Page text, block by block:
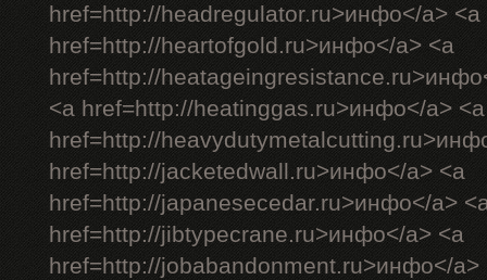
href=http://headregulator.ru>инфо</a> <a
href=http://heartofgold.ru>инфо</a> <a
href=http://
<a href=http://heatinggas.ru>инфо</a> <a
href=http://
href=http://jacketedwall.ru>инфо</a> <a
href=http://japanesecedar.ru>инфо</a>
href=http://jibtypecrane.ru>инфо</a> <a
href=http://jobabandonment.ru>инфо</a>